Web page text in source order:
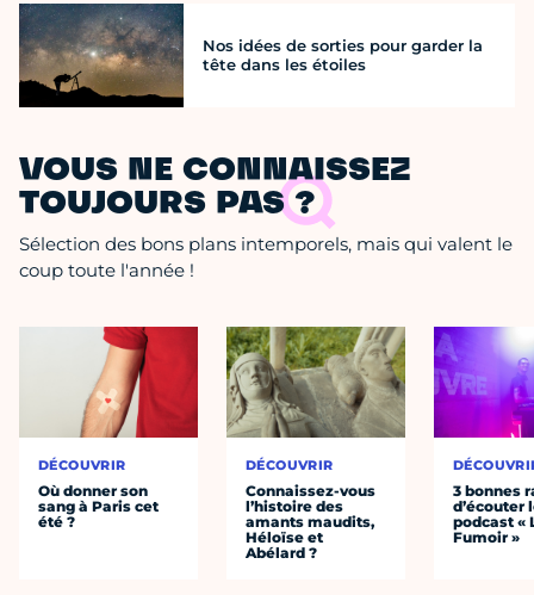
Nos idées de sorties pour garder la
tête dans les étoiles
VOUS NE CONNAISSEZ
TOUJOURS PAS ?
Sélection des bons plans intemporels, mais qui valent le
coup toute l'année !
DÉCOUVRIR
Où donner son
sang à Paris cet
été ?
DÉCOUVRIR
Connaissez-vous
l’histoire des
amants maudits,
Héloïse et
Abélard ?
3 bonnes
d’écouter
podcast «
Fumoir »